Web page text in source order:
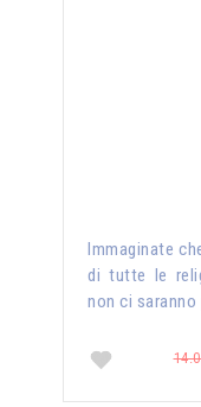
Immaginate
di tutte le
non ci